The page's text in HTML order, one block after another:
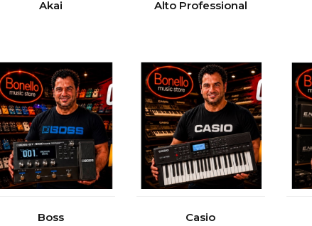
Akai Alto Professional
Boss Casio